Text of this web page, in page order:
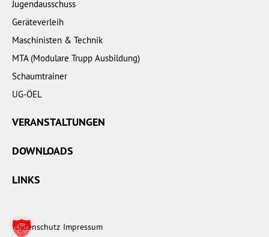
Jugendausschuss
Geräteverleih
Maschinisten & Technik
MTA (Modulare Trupp Ausbildung)
Schaumtrainer
UG-ÖEL
VERANSTALTUNGEN
DOWNLOADS
LINKS
Datenschutz Impressum